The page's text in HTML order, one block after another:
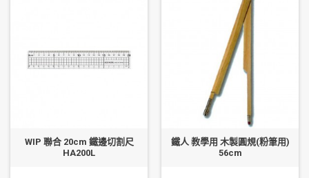
WIP 聯合 20cm 鐵邊切割尺
HA200L
鐵人 教學用 木製圓規(粉筆用)
56cm